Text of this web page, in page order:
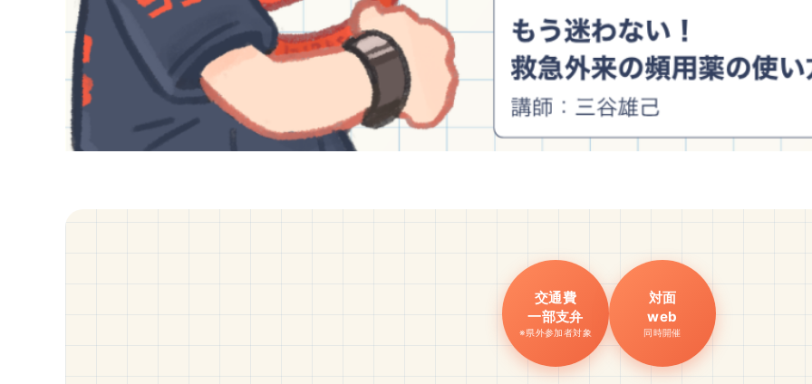
交通費
一部支弁
※県外参加者対象
対面
web
同時開催